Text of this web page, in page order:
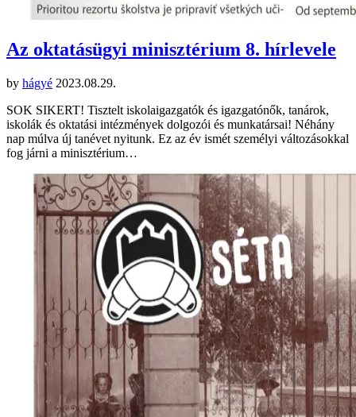
Az oktatásügyi minisztérium 8. hírlevele
by hágyé 2023.08.29.
SOK SIKERT! Tisztelt iskolaigazgatók és igazgatónők, tanárok,
iskolák és oktatási intézmények dolgozói és munkatársai! Néhány
nap múlva új tanévet nyitunk. Ez az év ismét személyi változásokkal
fog járni a minisztérium…